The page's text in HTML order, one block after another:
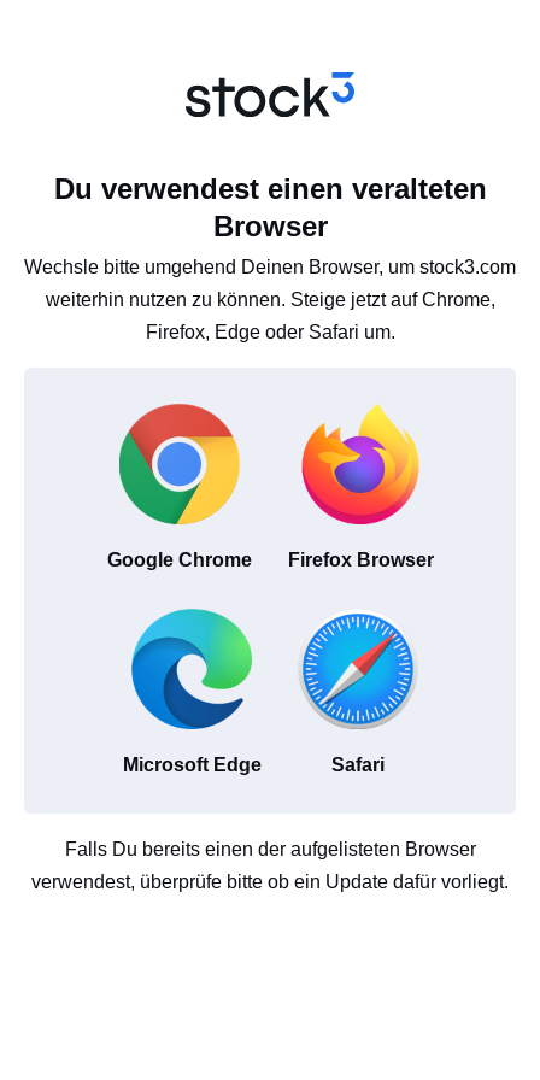
Du verwendest einen veralteten
Browser
Wechsle bitte umgehend Deinen Browser, um stock3.com
weiterhin nutzen zu können. Steige jetzt auf Chrome,
Firefox, Edge oder Safari um.
Google Chrome Firefox Browser
Microsoft Edge Safari
Falls Du bereits einen der aufgelisteten Browser
verwendest, überprüfe bitte ob ein Update dafür vorliegt.